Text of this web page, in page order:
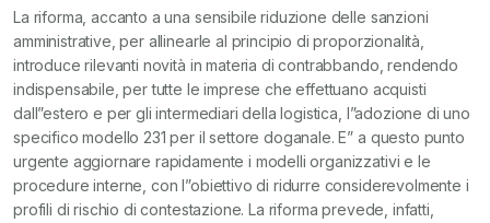
La riforma, accanto a una sensibile riduzione delle sanzioni
amministrative, per allinearle al principio di proporzionalità,
introduce rilevanti novità in materia di contrabbando, rendendo
indispensabile, per tutte le imprese che effettuano acquisti
dall”estero e per gli intermediari della logistica, l”adozione di uno
specifico modello 231 per il settore doganale. E” a questo punto
urgente aggiornare rapidamente i modelli organizzativi e le
procedure interne, con l”obiettivo di ridurre considerevolmente i
profili di rischio di contestazione. La riforma prevede, infatti,